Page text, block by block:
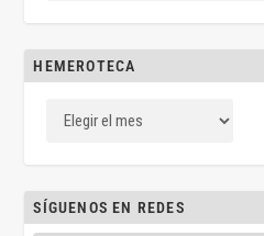
HEMEROTECA
SÍGUENOS EN REDES